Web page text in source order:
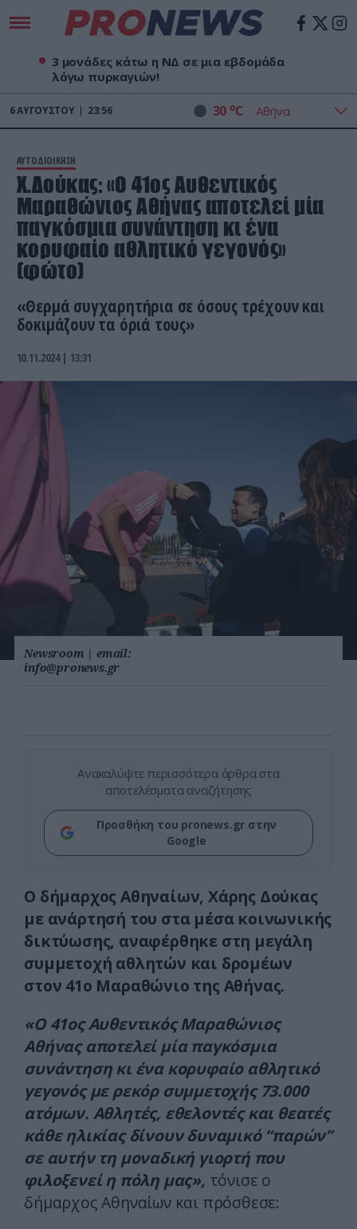
3 μονάδες κάτω η ΝΔ σε μια εβδομάδα
λόγω πυρκαγιών!
6ΑΥΓΟΎΣΤΟΥ 23:56 30 oC
ΑΥΤΟΔΙΟΙΚΗΣΗ
Χ.Δούκας: «Ο 41ος Αυθεντικός
Μαραθώνιος Αθήνας αποτελεί μία
παγκόσμια συνάντηση κι ένα
κορυφαίο αθλητικό γεγονός»
(φώτο)
«Θερμά συγχαρητήρια σε όσους τρέχουν και
δοκιμάζουν τα όριά τους»
10.11.2024 | 13:31
Newsroom | email:
info@pronews.gr
Ανακαλύψτε περισσότερα άρθρα στα
αποτελέσματα αναζήτησης
Προσθήκη του pronews.gr στην
Google
Ο δήμαρχος Αθηναίων, Χάρης Δούκας
με ανάρτησή του στα μέσα κοινωνικής
δικτύωσης, αναφέρθηκε στη μεγάλη
συμμετοχή αθλητών και δρομέων
στον 41ο Μαραθώνιο της Αθήνας.
«Ο 41ος Αυθεντικός Μαραθώνιος
Αθήνας αποτελεί μία παγκόσμια
συνάντηση κι ένα κορυφαίο αθλητικό
γεγονός με ρεκόρ συμμετοχής 73.000
ατόμων. Αθλητές, εθελοντές και θεατές
κάθε ηλικίας δίνουν δυναμικό “παρών”
σε αυτήν τη μοναδική γιορτή που
φιλοξενεί η πόλη μας», τόνισε ο
δήμαρχος Αθηναίων και πρόσθεσε: